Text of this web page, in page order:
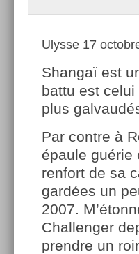
Ulysse 17
Shangaï est
battu est
plus
Par contre à
épaule guérie
renfort de sa
gardées un
2007.
Challenger
prendre un